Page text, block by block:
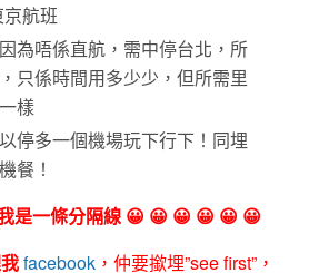
航班
為唔係直航，需中停台北，所
只係時間用多少少，但所需里
樣
停多一個機場玩下行下！同埋
餐！
是一條分隔線 😀 😀 😀 😀 😀 😀
facebook ，仲要撳埋”see first”，